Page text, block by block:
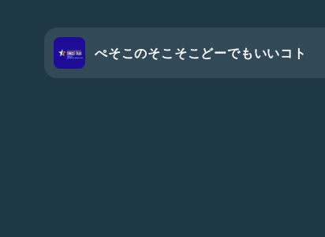
☆25/8/9収録
BGM :「Lake and forest song」by Heitaro Ashibe
ぺそこのそこそこどーでもいいコト